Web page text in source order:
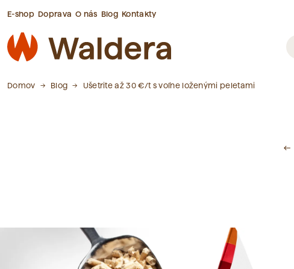
E-shop Doprava O nás Blog Kontakty
Domov Blog Ušetrite až 30 €/t s voľne loženými peletami
west